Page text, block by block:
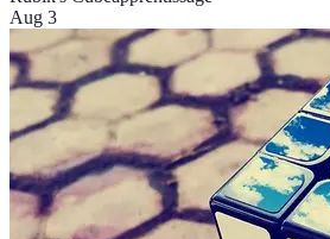
Aug 3